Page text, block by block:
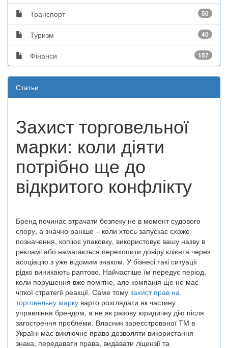
Транспорт 50
Туризм 40
Фінанси 157
Статьи
Захист торговельної
марки: коли діяти
потрібно ще до
відкритого конфлікту
Бренд починає втрачати безпеку не в момент судового
спору, а значно раніше – коли хтось запускає схоже
позначення, копіює упаковку, використовує вашу назву в
рекламі або намагається перехопити довіру клієнта через
асоціацію з уже відомим знаком. У бізнесі такі ситуації
рідко виникають раптово. Найчастіше їм передує період,
коли порушення вже помітне, але компанія ще не має
чіткої стратегії реакції. Саме тому захист прав на
торговельну марку варто розглядати як частину
управління брендом, а не як разову юридичну дію після
загострення проблеми. Власник зареєстрованої ТМ в
Україні має виключне право дозволяти використання
знака, передавати права, видавати ліцензії та